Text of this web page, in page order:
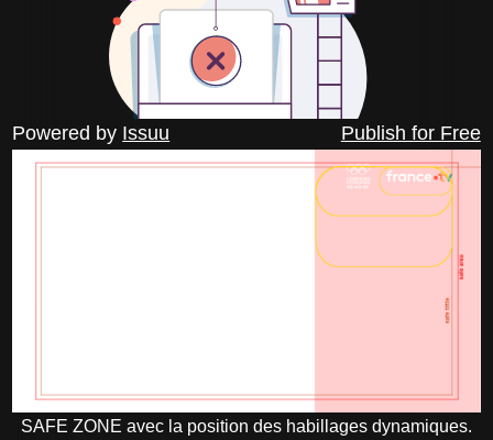
Powered by Issuu Publish for Free
SAFE ZONE avec la position des habillages dynamiques.